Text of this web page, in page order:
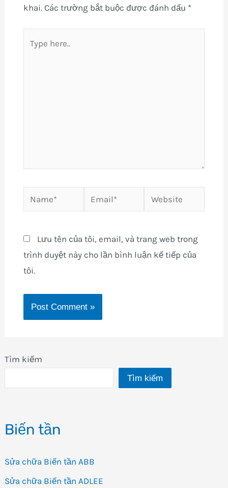
Tìm kiếm
Tìm kiếm
Biến tần
Sửa chữa Biến tần ABB
Sửa chữa Biến tần ADLEE
khai. Các trường bắt buộc được đánh dấu *
here..
Name* Email* Website
Lưu tên của tôi, email, và trang web trong
trình duyệt này cho lần bình luận kế tiếp của
tôi.